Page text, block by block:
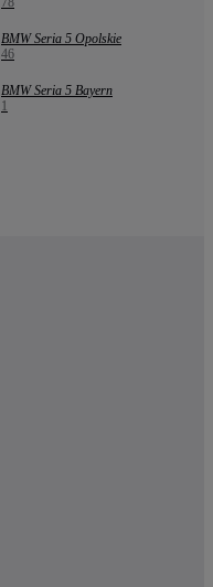
BMW Seria 5 Opolskie
46
BMW Seria 5 Bayern
1